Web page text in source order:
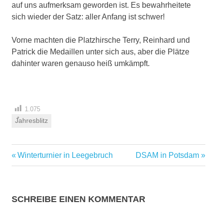
auf uns aufmerksam geworden ist. Es bewahrheitete
sich wieder der Satz: aller Anfang ist schwer!
Vorne machten die Platzhirsche Terry, Reinhard und
Patrick die Medaillen unter sich aus, aber die Plätze
dahinter waren genauso heiß umkämpft.
1.075
Jahresblitz
Beitragsnavigation
Vorheriger
Beitrag:
Winterturnier in Leegebruch
Nächster
Beitrag:
DSAM in Potsdam
SCHREIBE EINEN KOMMENTAR